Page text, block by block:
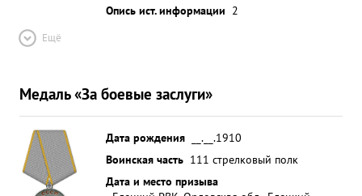
Опись ист. информации 2
Ещё
Медаль «За боевые заслуги»
Дата рождения
__.__.1910
Воинская часть 111 стрелковый полк
Дата и место призыва